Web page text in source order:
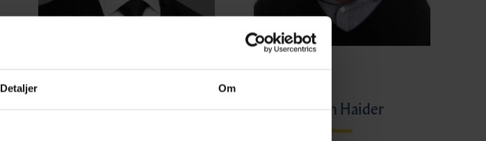
Detaljer Om
Henrik Bjørnebye Imran Haider